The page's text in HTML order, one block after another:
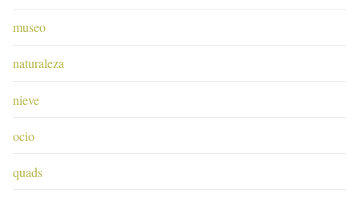
museo
naturaleza
nieve
ocio
quads